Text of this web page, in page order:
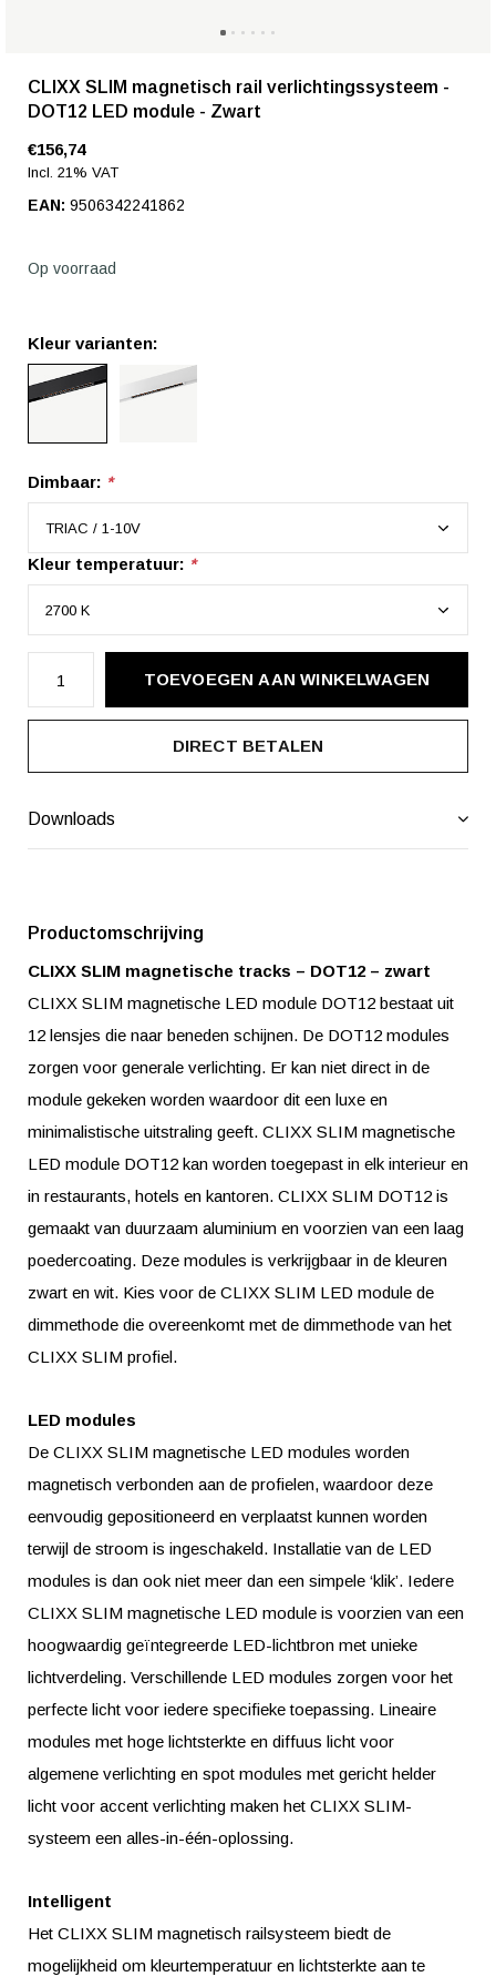
CLIXX SLIM magnetisch rail verlichtingssysteem -
DOT12 LED module - Zwart
€156,74
Incl. 21% VAT
EAN: 9506342241862
Op voorraad
Kleur varianten:
Dimbaar: *
Kleur temperatuur: *
TOEVOEGEN AAN WINKELWAGEN
DIRECT BETALEN
Downloads
Productomschrijving
CLIXX SLIM magnetische tracks – DOT12 – zwart
CLIXX SLIM magnetische LED module DOT12 bestaat uit
12 lensjes die naar beneden schijnen. De DOT12 modules
zorgen voor generale verlichting. Er kan niet direct in de
module gekeken worden waardoor dit een luxe en
minimalistische uitstraling geeft. CLIXX SLIM magnetische
LED module DOT12 kan worden toegepast in elk interieur en
in restaurants, hotels en kantoren. CLIXX SLIM DOT12 is
gemaakt van duurzaam aluminium en voorzien van een laag
poedercoating. Deze modules is verkrijgbaar in de kleuren
zwart en wit. Kies voor de CLIXX SLIM LED module de
dimmethode die overeenkomt met de dimmethode van het
CLIXX SLIM profiel.
LED modules
De CLIXX SLIM magnetische LED modules worden
magnetisch verbonden aan de profielen, waardoor deze
eenvoudig gepositioneerd en verplaatst kunnen worden
terwijl de stroom is ingeschakeld. Installatie van de LED
modules is dan ook niet meer dan een simpele ‘klik’. Iedere
CLIXX SLIM magnetische LED module is voorzien van een
hoogwaardig geïntegreerde LED-lichtbron met unieke
lichtverdeling. Verschillende LED modules zorgen voor het
perfecte licht voor iedere specifieke toepassing. Lineaire
modules met hoge lichtsterkte en diffuus licht voor
algemene verlichting en spot modules met gericht helder
licht voor accent verlichting maken het CLIXX SLIM-
systeem een alles-in-één-oplossing.
Intelligent
Het CLIXX SLIM magnetisch railsysteem biedt de
mogelijkheid om kleurtemperatuur en lichtsterkte aan te